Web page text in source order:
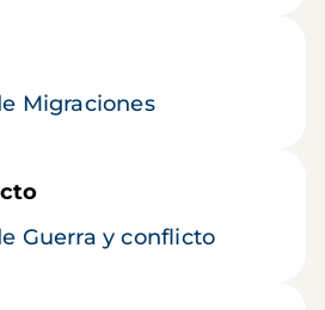
Migraciones
Guerra y conflicto